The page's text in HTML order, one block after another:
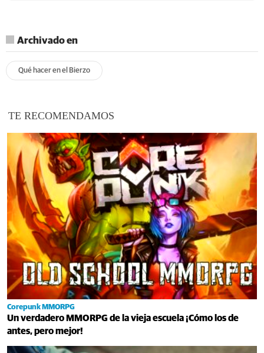
Archivado en
Qué hacer en el Bierzo
TE RECOMENDAMOS
Corepunk MMORPG
Un verdadero MMORPG de la vieja escuela ¡Cómo los de
antes, pero mejor!